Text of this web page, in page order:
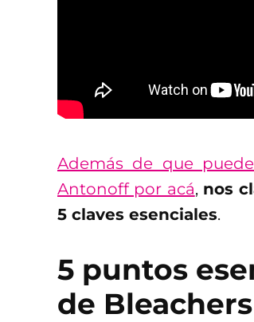
Además de que
Antonoff por acá, nos
5 claves esenciales.
5 puntos
de Bleachers